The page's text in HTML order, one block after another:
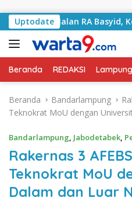
Uptodate
Jalan RA Basyid,
Beranda REDAKSI Lampung
Beranda Bandarlampung
Teknokrat MoU dengan
Bandarlampung, Jabodetabek,
Rakernas 3
Teknokrat MoU
Dalam dan Luar